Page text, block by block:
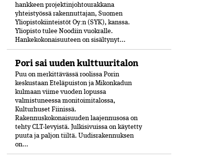
hankkeen projektinjohtourakkana
yhteistyössä rakennuttajan, Suomen
Yliopistokiinteistöt Oy:n (SYK), kanssa.
Yliopisto tulee Noodiin vuokralle.
Hankekokonaisuuteen on sisältynyt...
Pori sai uuden kulttuuritalon
Puu on merkittävässä roolissa Porin
keskustaan Eteläpuiston ja Mikonkadun
kulmaan viime vuoden lopussa
valmistuneessa moni­toimitalossa,
Kulturhuset Fiinissä.
Rakennuskokonaisuuden laajennusosa on
tehty CLT-levyistä. Julkisivuissa on käytetty
puuta ja paljon tiiltä. Uudisrakennuksen
on...